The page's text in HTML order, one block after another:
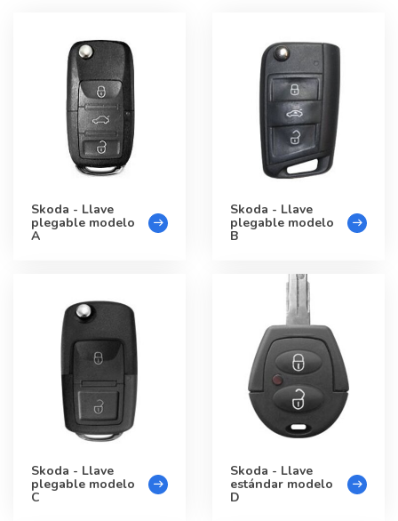
Skoda - Llave
plegable modelo
A
Skoda - Llave
plegable modelo
B
Skoda - Llave
plegable modelo
C
Skoda - Llave
estándar modelo
D